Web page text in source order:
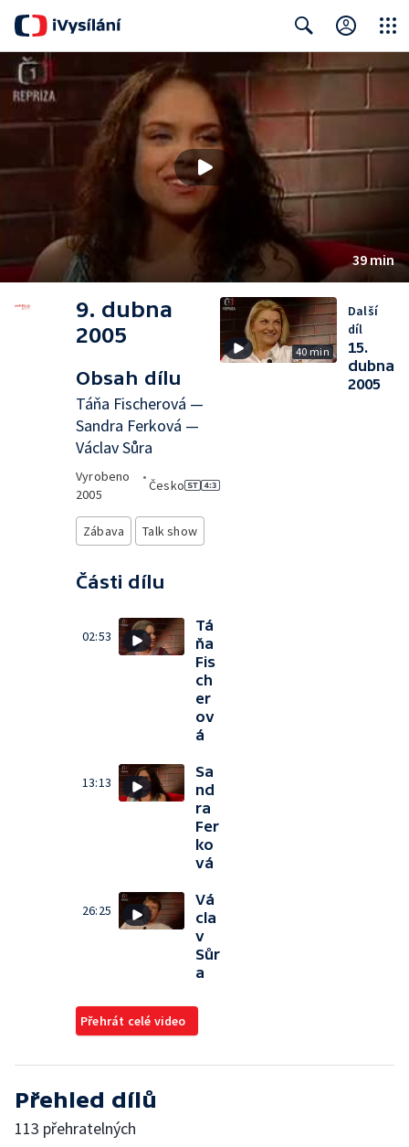
Search
39 min
9. dubna
2005
Obsah dílu
Táňa Fischerová —
Sandra Ferková —
Václav Sůra
Vyrobeno
2005
•
Česko
Zábava Talk show
Části dílu
02:53
Tá
ňa
Fis
ch
er
ov
á
13:13
Sa
nd
ra
Fer
ko
vá
26:25
Vá
cla
v
Sůr
a
Přehrát celé video
40 min
Další
díl
15.
dubna
2005
Přehled dílů
113 přehratelných